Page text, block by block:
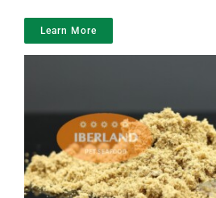
Learn More
Harina de